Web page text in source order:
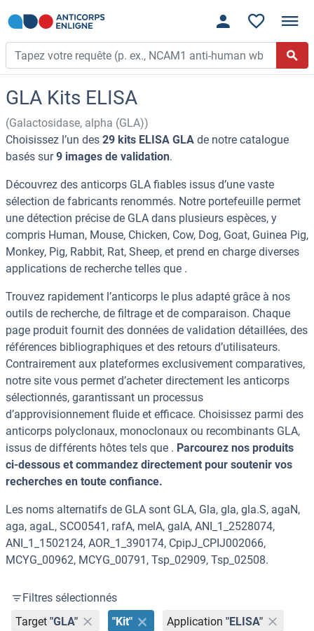
GLA Kits ELISA
(Galactosidase, alpha (GLA))
Choisissez l’un des 29 kits ELISA GLA de notre catalogue
basés sur9 images de validation.
Découvrez des anticorps GLA fiables issus d’une vaste
sélection de fabricants renommés. Notre portefeuille permet
une détection précise de GLA dans plusieurs espèces, y
compris Human, Mouse, Chicken, Cow, Dog, Goat, Guinea Pig,
Monkey, Pig, Rabbit, Rat, Sheep, et prend en charge diverses
applications de recherche telles que .
Trouvez rapidement l’anticorps le plus adapté grâce à nos
outils de recherche, de filtrage et de comparaison. Chaque
page produit fournit des données de validation détaillées, des
références bibliographiques et des retours d’utilisateurs.
Contrairement aux plateformes exclusivement comparatives,
notre site vous permet d’acheter directement les anticorps
sélectionnés, garantissant un processus
d’approvisionnement fluide et efficace. Choisissez parmi des
anticorps polyclonaux, monoclonaux ou recombinants GLA,
issus de différents hôtes tels que . Parcourez nos produits
ci-dessous et commandez directement pour soutenir vos
recherches en toute confiance.
Les noms alternatifs de GLA sont GLA, Gla, gla, gla.S, agaN,
aga, agaL, SCO0541, rafA, melA, galA, ANI_1_2528074,
ANI_1_1502124, AOR_1_390174, CpipJ_CPIJ002066,
MCYG_00962, MCYG_00791, Tsp_02909, Tsp_02508.
Filtres sélectionnés
Target "GLA" "Kit" Application "ELISA"